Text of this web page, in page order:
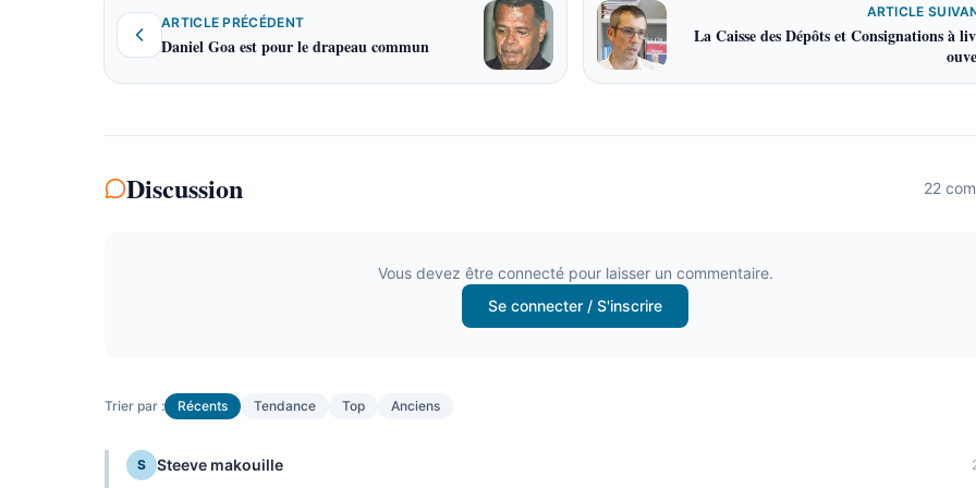
ARTICLE PRÉCÉDENT
Daniel Goa est pour le drapeau commun
ARTICLE
La Caisse des Dépôts et Consignations à
Discussion 22
Vous devez être connecté pour laisser un commentaire.
Se connecter / S'inscrire
Trier par : Récents Tendance Top Anciens
S Steeve makouille